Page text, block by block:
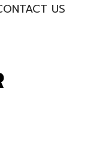
US